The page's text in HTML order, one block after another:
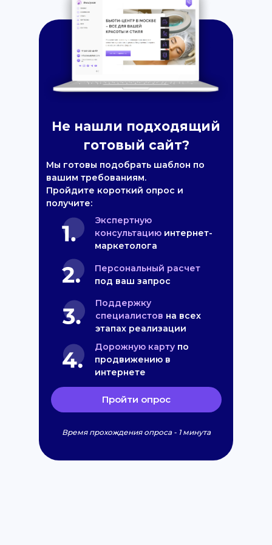
Не нашли подходящий
готовый сайт?
Мы готовы подобрать шаблон по
вашим требованиям.
Пройдите короткий опрос и
получите:
Экспертную
консультацию интернет-
маркетолога
Персональный расчет
под ваш запрос
Поддержку
специалистов на всех
этапах реализации
Дорожную карту по
продвижению в
интернете
Пройти опрос
Время прохождения опроса - 1 минута